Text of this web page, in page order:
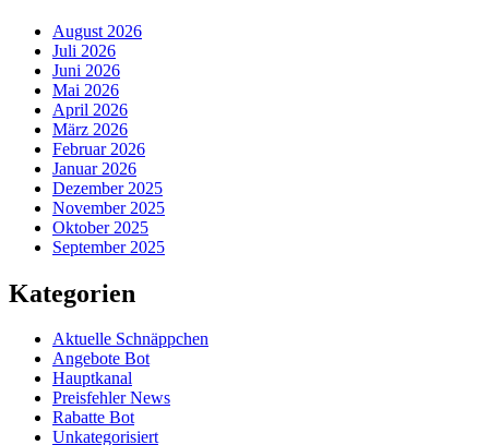
August 2026
Juli 2026
Juni 2026
Mai 2026
April 2026
März 2026
Februar 2026
Januar 2026
Dezember 2025
November 2025
Oktober 2025
September 2025
Kategorien
Aktuelle Schnäppchen
Angebote Bot
Hauptkanal
Preisfehler News
Rabatte Bot
Unkategorisiert